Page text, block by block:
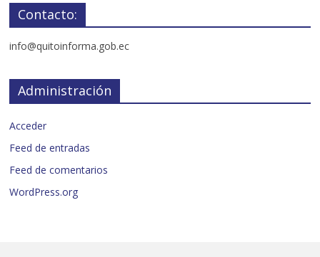
Contacto:
info@quitoinforma.gob.ec
Administración
Acceder
Feed de entradas
Feed de comentarios
WordPress.org